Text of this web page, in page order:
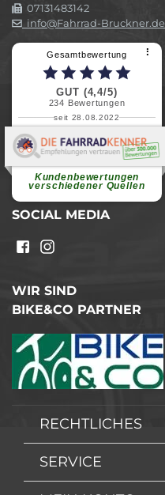
07131483142
info@Fahrrad-Bruckner.de
Gesamtbewertung ⠇
GUT (4,4/5)
234 Bewertungen
seit 28.08.2022
Kundenbewertungen
verschiedener Quellen
Elvira B.
Superschnelle und freundliche
weiterlesen
SOCIAL MEDIA
WIR SIND
BIKE&CO PARTNER
RECHTLICHES
SERVICE